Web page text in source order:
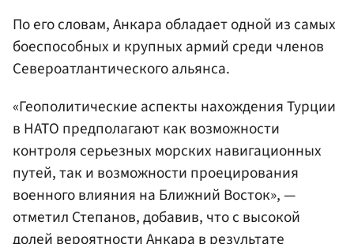
По его словам, Анкара обладает одной из самых
боеспособных и крупных армий среди членов
Североатлантического альянса.
«Геополитические аспекты нахождения Турции
в НАТО предполагают как возможности
контроля серьезных морских навигационных
путей, так и возможности проецирования
военного влияния на Ближний Восток», —
отметил Степанов, добавив, что с высокой
долей вероятности Анкара в результате